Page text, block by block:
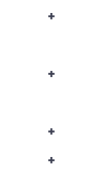
+
+
+
+